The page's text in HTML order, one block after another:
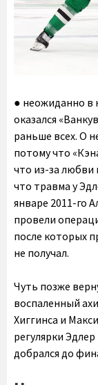
● неожиданно в
оказался
раньше всех. О
потому что
что из-за любви
что травма у
январе 2011-го
провели
после которых
не получал.
Чуть позже
воспаленный
Хиггинса и
регулярки
добрался до